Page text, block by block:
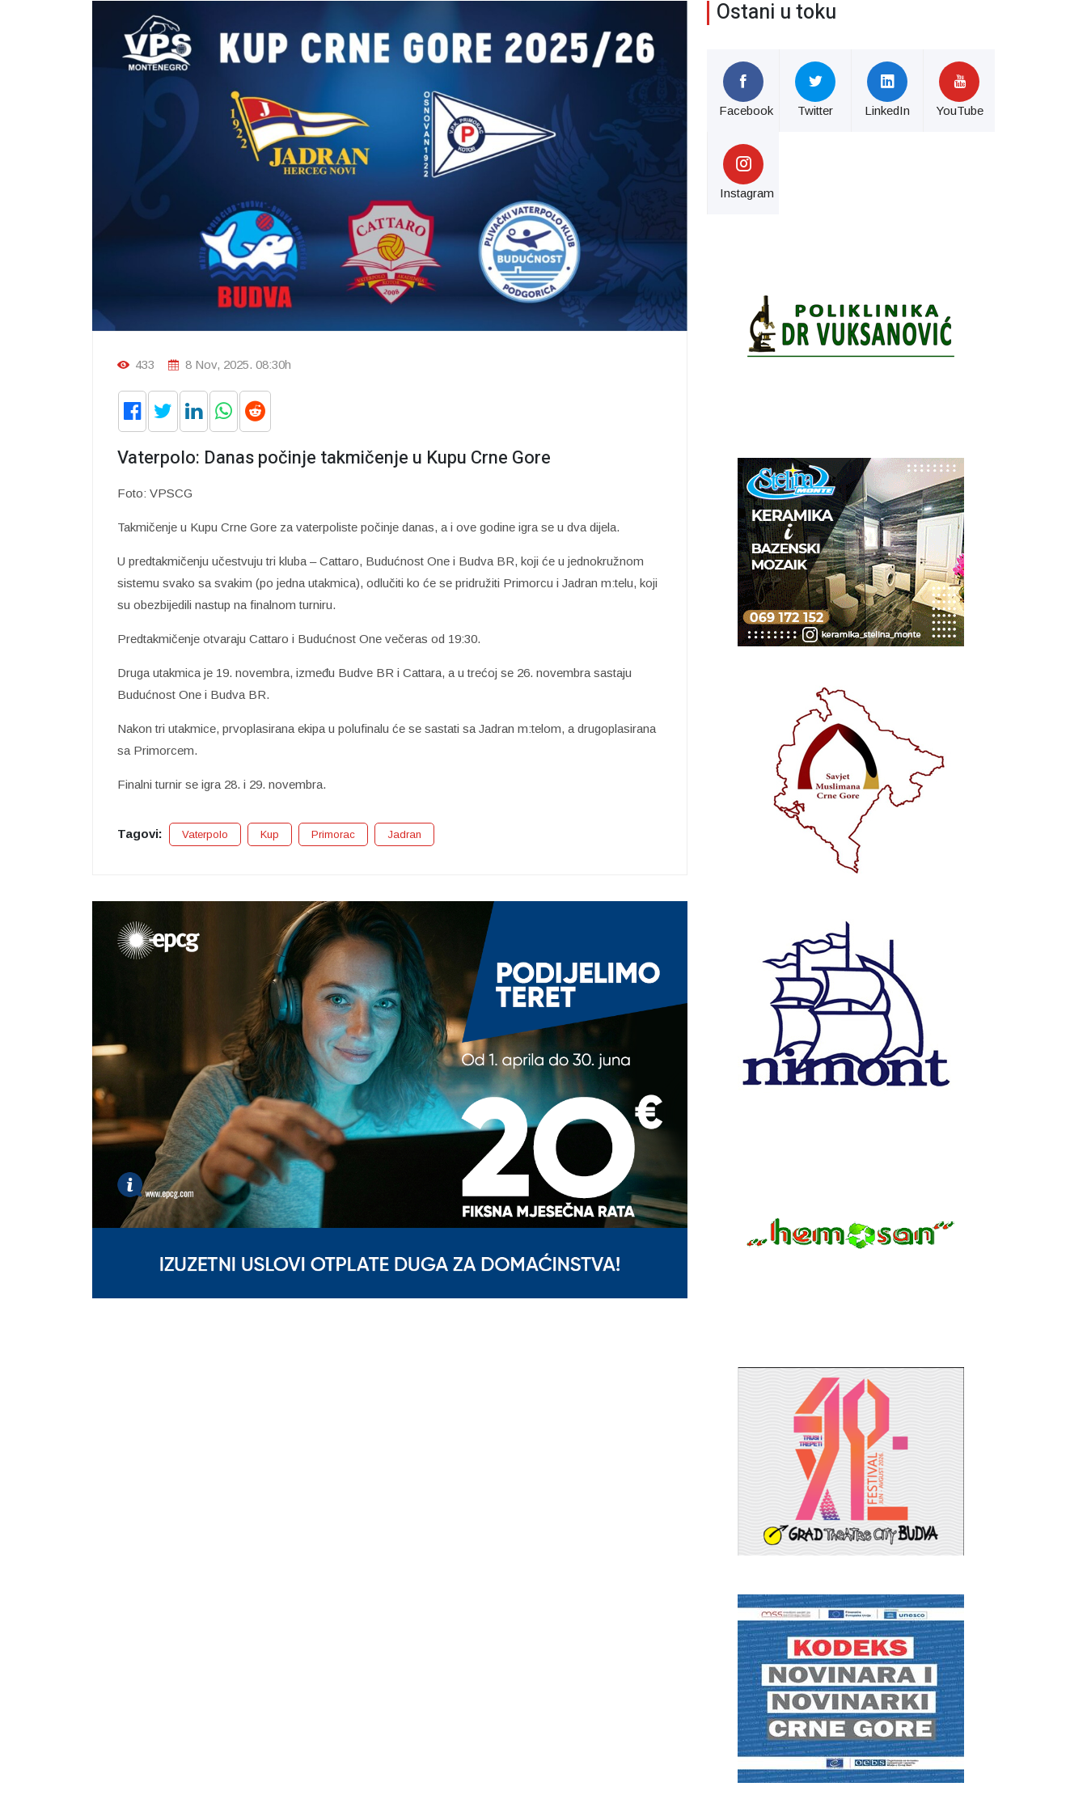
433 8 Nov, 2025. 08:30h
Vaterpolo: Danas počinje takmičenje u Kupu Crne Gore
Foto: VPSCG
Takmičenje u Kupu Crne Gore za vaterpoliste počinje danas, a i ove godine igra se u dva dijela.
U predtakmičenju učestvuju tri kluba – Cattaro, Budućnost One i Budva BR, koji će u jednokružnom
sistemu svako sa svakim (po jedna utakmica), odlučiti ko će se pridružiti Primorcu i Jadran m:telu, koji
su obezbijedili nastup na finalnom turniru.
Predtakmičenje otvaraju Cattaro i Budućnost One večeras od 19:30.
Druga utakmica je 19. novembra, između Budve BR i Cattara, a u trećoj se 26. novembra sastaju
Budućnost One i Budva BR.
Nakon tri utakmice, prvoplasirana ekipa u polufinalu će se sastati sa Jadran m:telom, a drugoplasirana
sa Primorcem.
Finalni turnir se igra 28. i 29. novembra.
Tagovi: Vaterpolo Kup Primorac Jadran
Ostani u toku
Facebook Twitter LinkedIn YouTube
Instagram